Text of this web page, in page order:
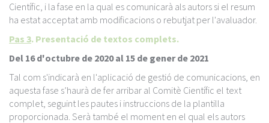
Científic, i la fase en la qual es comunicarà als autors si el resum
ha estat acceptat amb modificacions o rebutjat per l'avaluador.
Pas 3. Presentació de textos complets.
Del 16 d'octubre de 2020 al 15 de gener de 2021
Tal com s'indicarà en l'aplicació de gestió de comunicacions, en
aquesta fase s’haurà de fer arribar al Comitè Científic el text
complet, seguint les pautes i instruccions de la plantilla
proporcionada. Serà també el moment en el qual els autors